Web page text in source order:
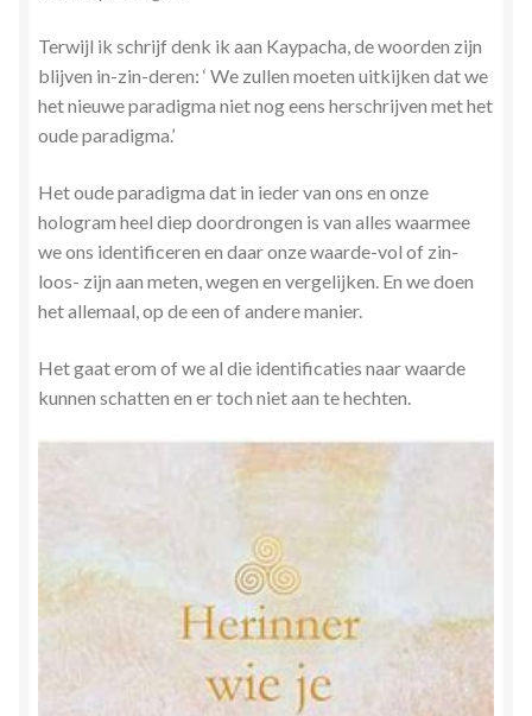
Terwijl ik schrijf denk ik aan Kaypacha, de woorden zijn
blijven in-zin-deren: ‘ We zullen moeten uitkijken dat we
het nieuwe paradigma niet nog eens herschrijven met het
oude paradigma.’
Het oude paradigma dat in ieder van ons en onze
hologram heel diep doordrongen is van alles waarmee
we ons identificeren en daar onze waarde-vol of zin-
loos- zijn aan meten, wegen en vergelijken. En we doen
het allemaal, op de een of andere manier.
Het gaat erom of we al die identificaties naar waarde
kunnen schatten en er toch niet aan te hechten.